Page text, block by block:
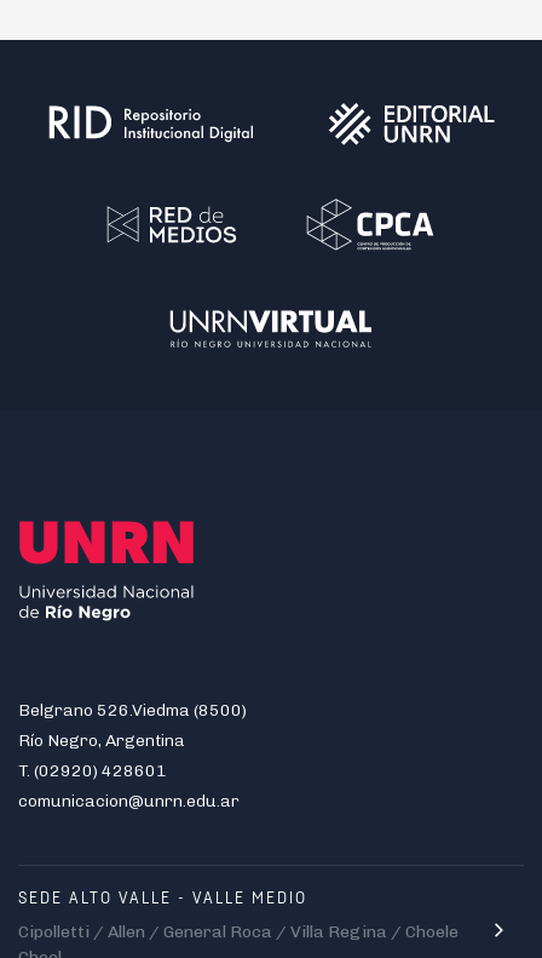
Belgrano 526.Viedma (8500)
Río Negro, Argentina
T. (02920) 428601
comunicacion@unrn.edu.ar
SEDE ALTO VALLE - VALLE MEDIO
Cipolletti / Allen / General Roca / Villa Regina / Choele